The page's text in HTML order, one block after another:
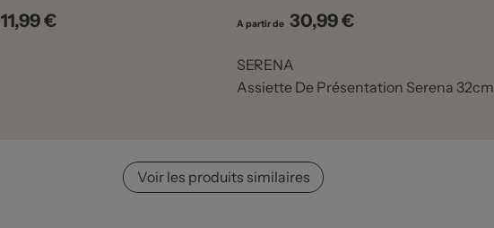
Prix
11,99 € A partir de Prix
30,99 €
SERENA
Assiette De Présentation Serena 32cm
Voir les produits similaires